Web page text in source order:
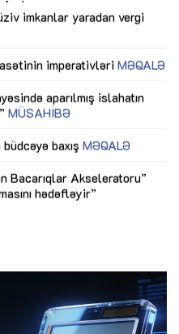
imkanlar yaradan vergi
imperativləri MƏQALƏ
aparılmış islahatın
MÜSAHİBƏ
baxış MƏQALƏ
Bacarıqlar Akseleratoru”
hədəfləyir”